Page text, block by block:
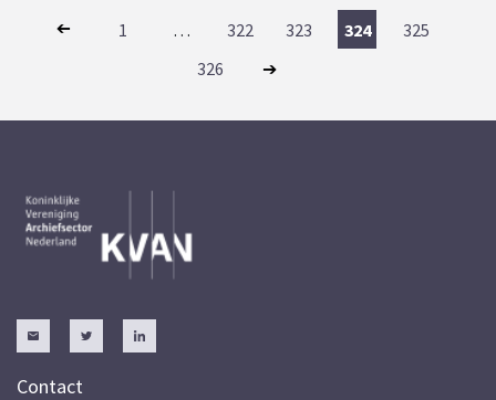
1 … 322 323 324
325
326
Contact